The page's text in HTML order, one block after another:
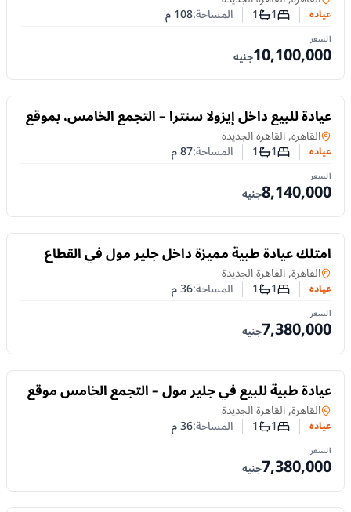
عياده عدد غرف النوم
1عدد الحمامات
1 المساحة:108م
السعر
10,100,000جنيه
للبيع
عيادة للبيع داخل إيزولا سنترا – التجمع الخامس، بموقع
مميز جدًا | 87 م²
عيادهفي
القاهرة, القاهرة الجديدة
عياده عدد غرف النوم
1عدد الحمامات
1 المساحة:87م
السعر
8,140,000جنيه
للبيع
امتلك عيادة طبية مميزة داخل جلير مول في القطاع
الأول، على شارع التسعين الشمالي
عيادهفي
القاهرة, القاهرة الجديدة
عياده عدد غرف النوم
1عدد الحمامات
1 المساحة:36م
السعر
7,380,000جنيه
للبيع
عيادة طبية للبيع في جلير مول – التجمع الخامس موقع
مباشر على شارع التسعين الشمالي
عيادهفي
القاهرة, القاهرة الجديدة
عياده عدد غرف النوم
1عدد الحمامات
1 المساحة:36م
السعر
7,380,000جنيه